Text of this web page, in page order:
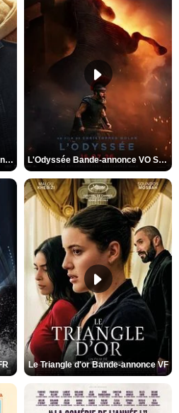
Spider-Man: Brand New Day Bande-annonce VO STFR L'Odyssée Bande-annonce VO STFR
Le Triangle d'or Bande-annonce VF